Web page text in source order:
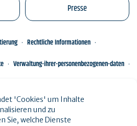
Presse
Rechtliche Informationen
Verwaltung-ihrer-personenbezogenen-daten
'Cookies' um Inhalte
und zu
Sie, welche Dienste